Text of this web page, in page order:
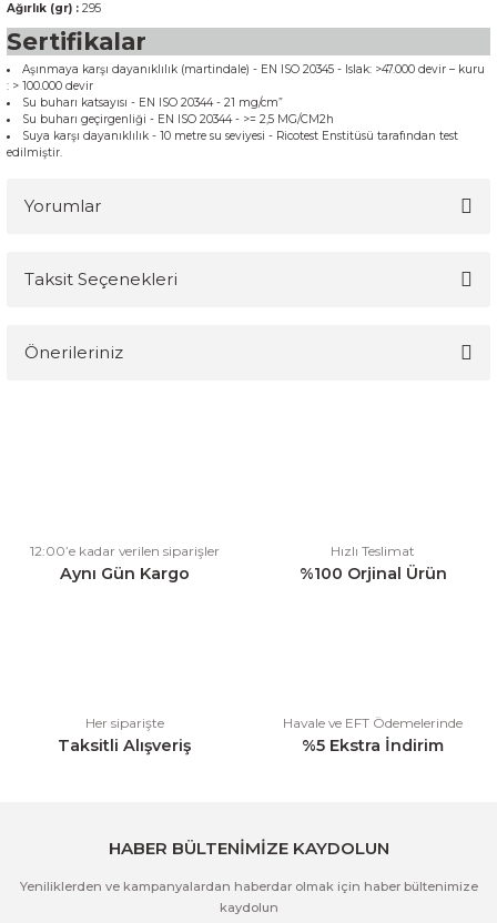
Ağırlık (gr) : 295
Sertifikalar
Aşınmaya karşı dayanıklılık (martindale) - EN ISO 20345 - Islak: >47.000 devir – kuru
: > 100.000 devir
Su buharı katsayısı - EN ISO 20344 - 21 mg/cm”
Su buharı geçirgenliği - EN ISO 20344 - >= 2,5 MG/CM2h
Suya karşı dayanıklılık - 10 metre su seviyesi - Ricotest Enstitüsü tarafından test
edilmiştir.
Yorumlar
Taksit Seçenekleri
Önerileriniz
Ürün açıklamasında eksik bilgiler bulunuyor.
Ürün bilgilerinde hatalar bulunuyor.
12:00’e kadar verilen siparişler
Aynı Gün Kargo
Hızlı Teslimat
%100 Orjinal Ürün
Her siparişte
Taksitli Alışveriş
Havale ve EFT Ödemelerinde
%5 Ekstra İndirim
HABER BÜLTENİMİZE KAYDOLUN
Yeniliklerden ve kampanyalardan haberdar olmak için haber bültenimize
kaydolun